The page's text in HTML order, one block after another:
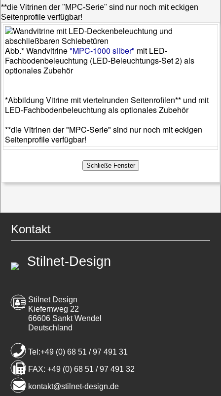
**die Vitrinen der "MPC-Serie" sind nur noch mit eckigen
Seitenprofile verfügbar!
Abb.* Wandvitrine"MPC-1000 silber" mit LED-
Fachbodenbeleuchtung (LED-Beleuchtungs-Set 2) als
optionales Zubehör
*Abbildung Vitrine mit viertelrunden Seitenrofilen** und mit
LED-Fachbodenbeleuchtung als optionales Zubehör
**die Vitrinen der "MPC-Serie" sind nur noch mit eckigen
Seitenprofile verfügbar!
Kontakt
Stilnet-Design
Stilnet Design
Kiefernweg 22
66606 Sankt Wendel
Deutschland
Tel:+49 (0) 68 51 / 97 491 31
FAX: +49 (0) 68 51 / 97 491 32
kontakt@stilnet-design.de